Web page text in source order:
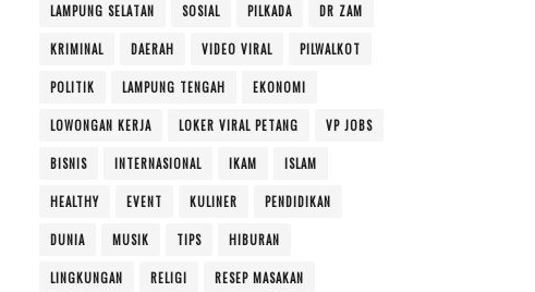
LAMPUNG SELATAN SOSIAL PILKADA DR ZAM
KRIMINAL DAERAH VIDEO VIRAL PILWALKOT
POLITIK LAMPUNG TENGAH EKONOMI
LOWONGAN KERJA LOKER VIRAL PETANG VP JOBS
BISNIS INTERNASIONAL IKAM ISLAM
HEALTHY EVENT KULINER PENDIDIKAN
DUNIA MUSIK TIPS HIBURAN
LINGKUNGAN RELIGI RESEP MASAKAN